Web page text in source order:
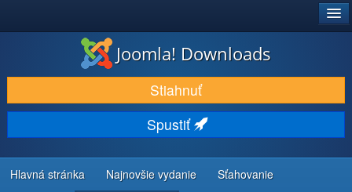
STIAHNUŤ & ROZŠÍRIŤ
OBJAVUJTE & UČTE SA
KOMUNITA & PODPORA
ZDROJE INFORMÁCIÍ PRE VÝVOJÁROV
Joomla! Downloads
Stiahnuť
Spustiť
Hlavná stránka Najnovšie vydanie Sťahovanie